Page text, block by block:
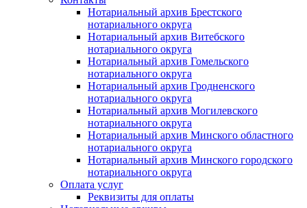
Нотариальный архив Брестского
нотариального округа
Нотариальный архив Витебского
нотариального округа
Нотариальный архив Гомельского
нотариального округа
Нотариальный архив Гродненского
нотариального округа
Нотариальный архив Могилевского
нотариального округа
Нотариальный архив Минского областного
нотариального округа
Нотариальный архив Минского городского
нотариального округа
Оплата услуг
Реквизиты для оплаты